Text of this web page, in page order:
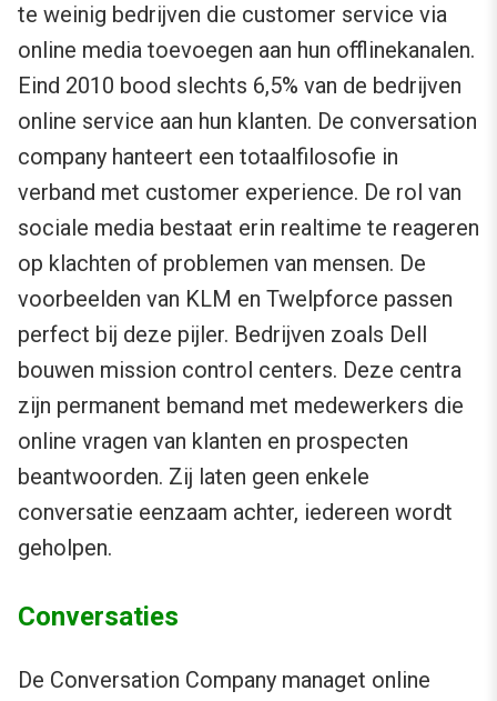
te weinig bedrijven die customer service via
online media toevoegen aan hun offlinekanalen.
Eind 2010 bood slechts 6,5% van de bedrijven
online service aan hun klanten. De conversation
company hanteert een totaalfilosofie in
verband met customer experience. De rol van
sociale media bestaat erin realtime te reageren
op klachten of problemen van mensen. De
voorbeelden van KLM en Twelpforce passen
perfect bij deze pijler. Bedrijven zoals Dell
bouwen mission control centers. Deze centra
zijn permanent bemand met medewerkers die
online vragen van klanten en prospecten
beantwoorden. Zij laten geen enkele
conversatie eenzaam achter, iedereen wordt
geholpen.
Conversaties
De Conversation Company managet online